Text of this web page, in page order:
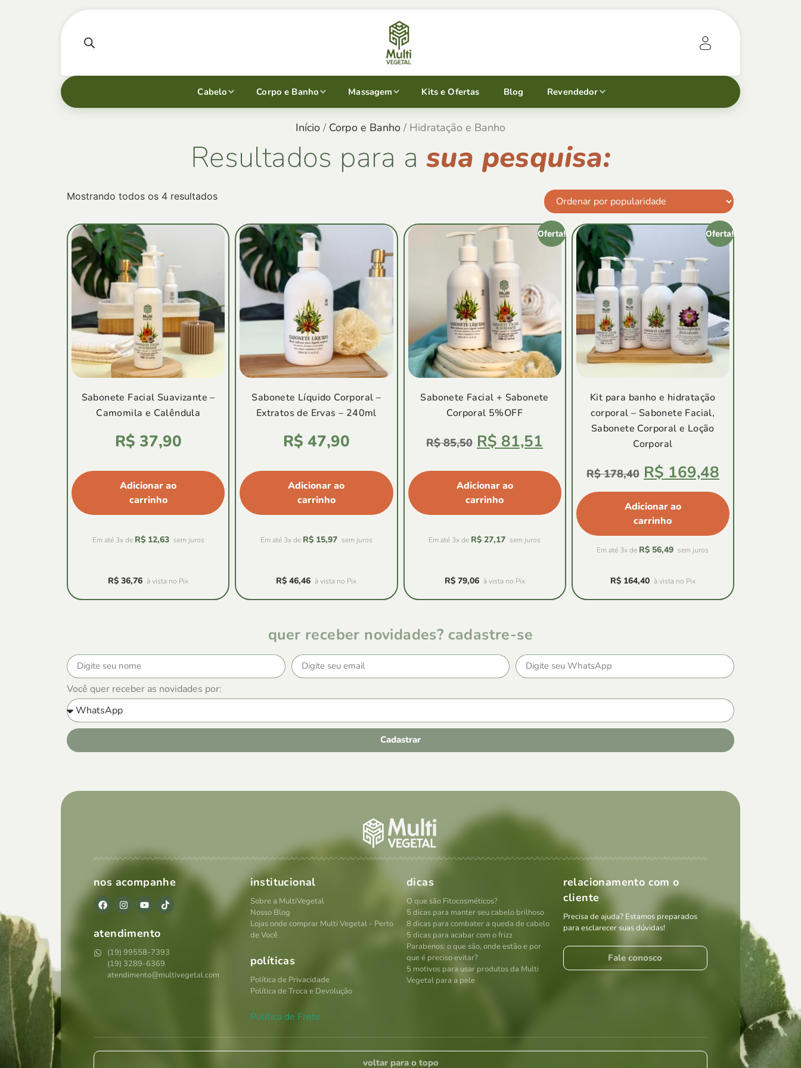
Cabelo Corpo e Banho Massagem Kits e Ofertas Blog Revendedor
Início / Corpo e Banho / Hidratação e Banho
Resultados para a sua pesquisa:
Mostrando todos os 4 resultados
Sabonete Facial Suavizante –
Camomila e Calêndula
4.94
5
R$ 37,90
Adicionar ao
carrinho
Em até 3x de R$12,63 sem juros
R$ 36,76 à vista no Pix
Sabonete Líquido Corporal –
Extratos de Ervas – 240ml
4.88
5
R$ 47,90
Adicionar ao
carrinho
Em até 3x de R$15,97 sem juros
R$ 46,46 à vista no Pix
Oferta!
Sabonete Facial + Sabonete
Corporal 5%OFF
5.00
de
5
R$85,50 R$ 81,51
Adicionar ao
carrinho
Em até 3x de R$ 27,17 sem juros
R$79,06 à vista no Pix
Oferta!
Kit para banho e hidratação
corporal – Sabonete Facial,
Sabonete Corporal e Loção
Corporal
5.00
de
5
R$178,40 R$ 169,48
Adicionar ao
carrinho
Em até 3x de R$ 56,49 sem juros
R$164,40 à vista no Pix
quer receber novidades? cadastre-se
Você quer receber as novidades por:
Cadastrar
nos acompanhe
atendimento
(19) 99558-7393
(19) 3289-6369
atendimento@multivegetal.com
institucional
Sobre a MultiVegetal
Nosso Blog
Lojas onde comprar Multi Vegetal - Perto
de Você
políticas
Política de Privacidade
Política de Troca e Devolução
Política de Frete
dicas
O que são Fitocosméticos?
5 dicas para manter seu cabelo brilhoso
8 dicas para combater a queda de cabelo
5 dicas para acabar com o frizz
Parabenos: o que são, onde estão e por
que é preciso evitar?
5 motivos para usar produtos da Multi
Vegetal para a pele
relacionamento com o
cliente
Precisa de ajuda? Estamos preparados
para esclarecer suas dúvidas!
Fale conosco
voltar para o topo